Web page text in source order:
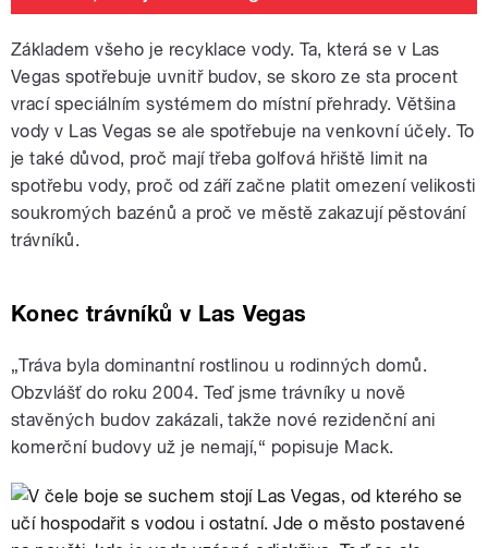
Základem všeho je recyklace vody. Ta, která se v Las
Vegas spotřebuje uvnitř budov, se skoro ze sta procent
vrací speciálním systémem do místní přehrady. Většina
vody v Las Vegas se ale spotřebuje na venkovní účely. To
je také důvod, proč mají třeba golfová hřiště limit na
spotřebu vody, proč od září začne platit omezení velikosti
soukromých bazénů a proč ve městě zakazují pěstování
trávníků.
Konec trávníků v Las Vegas
„Tráva byla dominantní rostlinou u rodinných domů.
Obzvlášť do roku 2004. Teď jsme trávníky u nově
stavěných budov zakázali, takže nové rezidenční ani
komerční budovy už je nemají,“ popisuje Mack.